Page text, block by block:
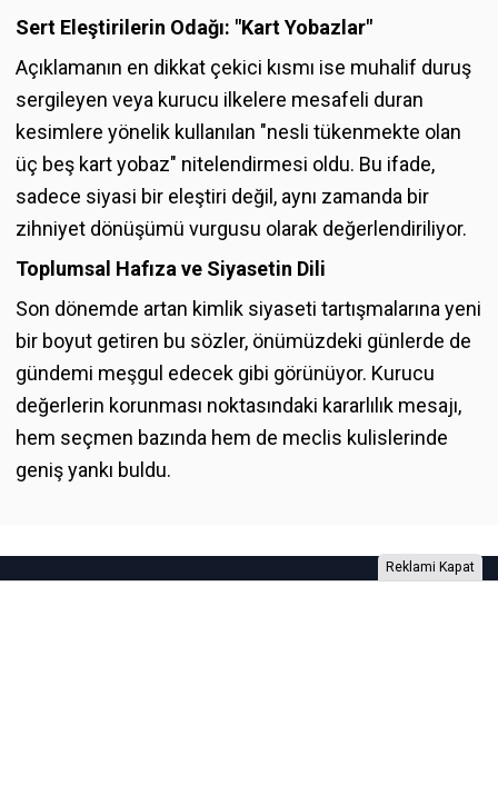
Sert Eleştirilerin Odağı: "Kart Yobazlar"
Açıklamanın en dikkat çekici kısmı ise muhalif duruş
sergileyen veya kurucu ilkelere mesafeli duran
kesimlere yönelik kullanılan "nesli tükenmekte olan
üç beş kart yobaz" nitelendirmesi oldu. Bu ifade,
sadece siyasi bir eleştiri değil, aynı zamanda bir
zihniyet dönüşümü vurgusu olarak değerlendiriliyor.
Toplumsal Hafıza ve Siyasetin Dili
Son dönemde artan kimlik siyaseti tartışmalarına yeni
bir boyut getiren bu sözler, önümüzdeki günlerde de
gündemi meşgul edecek gibi görünüyor. Kurucu
değerlerin korunması noktasındaki kararlılık mesajı,
hem seçmen bazında hem de meclis kulislerinde
geniş yankı buldu.
Reklami Kapat